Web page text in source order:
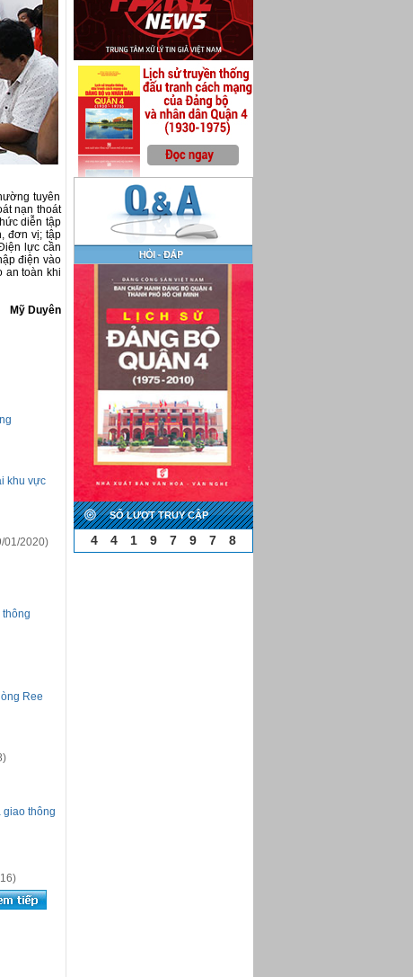
tuyên
nạn thoát
diễn tập
đơn vị; tập
lực cần
điện vào
an toàn khi
Mỹ Duyên
khu vực
01/2020)
Ree
giao thông
SỐ LƯỢT TRUY CẬP
4 4 1 9 7 9 7 8